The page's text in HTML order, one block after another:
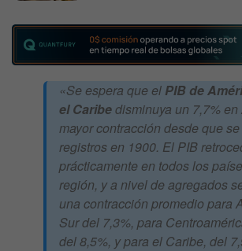
«Se espera que el PIB de
el Caribedisminuya un 7,7% en
mayor contracción desde que
registros en 1900. El PIB
prácticamente en todos los
región, y a nivel de agregados
una contracción promedio para
Sur del 7,3%, para
del 8,5%, y para el Caribe, del